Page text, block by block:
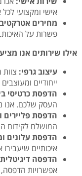
אישי ומקצועי
מחירים
פשרות על האיכות.
אילו שירותים אנו
עיצוב גרפי:
ייחודיים
הדפסת כרטיסי
העסק שלכם. אנו
הדפסת פליירים
המושלם לקידום
הדפסת עלונים
איכותיים
הדפסה
אפשרויות הדפסה,